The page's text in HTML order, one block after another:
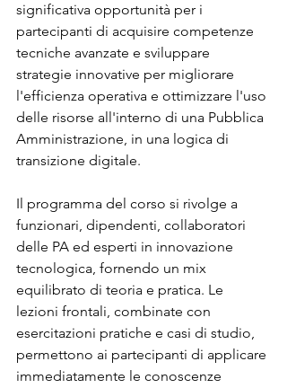
significativa opportunità per i
partecipanti di acquisire competenze
tecniche avanzate e sviluppare
strategie innovative per migliorare
l'efficienza operativa e ottimizzare l'uso
delle risorse all'interno di una Pubblica
Amministrazione, in una logica di
transizione digitale.
Il programma del corso si rivolge a
funzionari, dipendenti, collaboratori
delle PA ed esperti in innovazione
tecnologica, fornendo un mix
equilibrato di teoria e pratica. Le
lezioni frontali, combinate con
esercitazioni pratiche e casi di studio,
permettono ai partecipanti di applicare
immediatamente le conoscenze